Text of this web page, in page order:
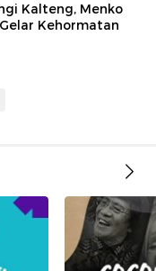
Kalteng, Menko
Kehormatan